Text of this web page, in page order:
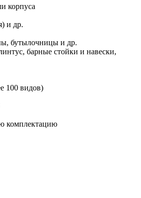
корпуса
и др.
бутылочницы и др.
барные стойки и навески,
100 видов)
комплектацию